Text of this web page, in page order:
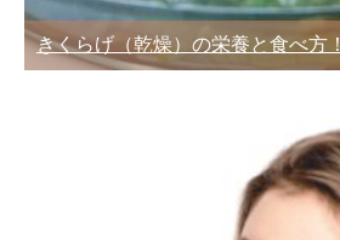
きくらげ（乾燥）の栄養と食べ方！